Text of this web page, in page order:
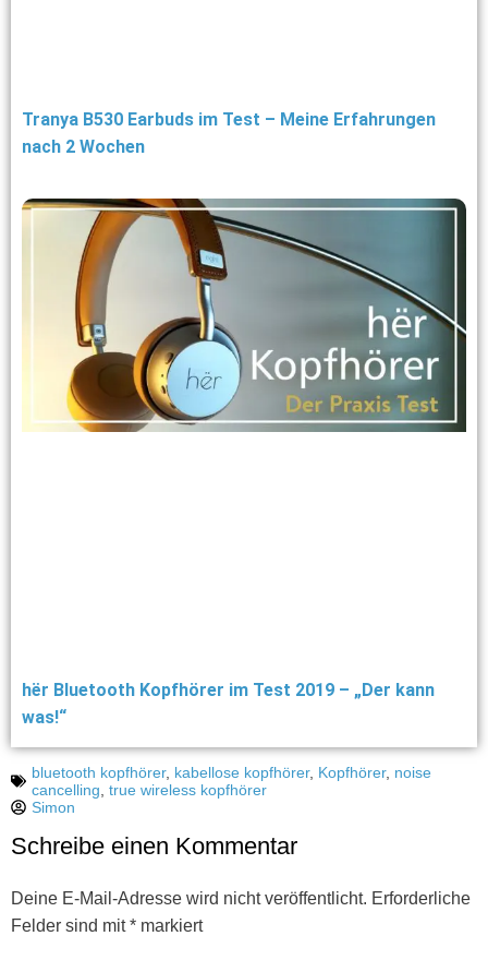
Tranya B530 Earbuds im Test – Meine Erfahrungen
nach 2 Wochen
hër Bluetooth Kopfhörer im Test 2019 – „Der kann
was!“
bluetooth kopfhörer, kabellose kopfhörer, Kopfhörer, noise
cancelling true wireless kopfhörer
Simon
Schreibe einen Kommentar
Deine E-Mail-Adresse wird nicht veröffentlicht. Erforderliche
Felder sind mit* markiert